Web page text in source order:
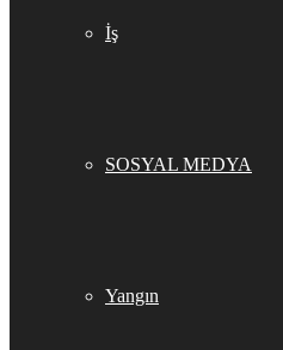
İş
SOSYAL MEDYA
Yangın